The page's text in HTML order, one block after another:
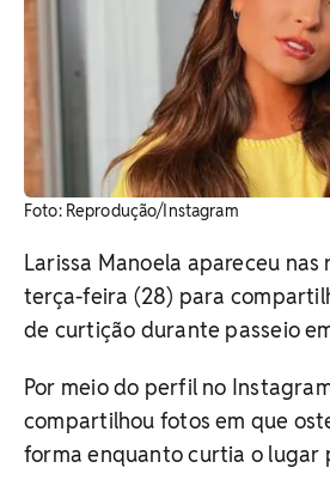
Foto: Reprodução/Instagram
Larissa Manoela apareceu nas
terça-feira (28) para
de curtição durante passeio
Por meio do perfil no
compartilhou fotos em que
forma enquanto curtia o lugar